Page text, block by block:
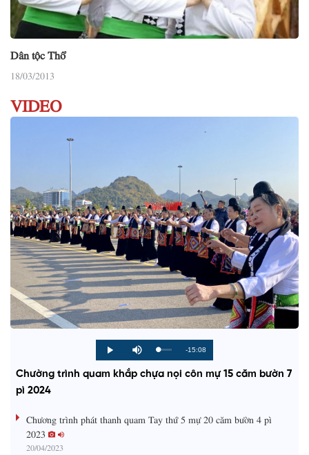
Dân tộc Thổ
18/03/2013
VIDEO
P
l
M
u
e
L
d
e
P
r
g
%
R
e
-15:08
Chường trình quam khắp chựa nọi côn mự 15 căm bườn 7
pì 2024
Chương trình phát thanh quam Tay thứ 5 mự 20 căm bườn 4 pì
2023
20/04/2023